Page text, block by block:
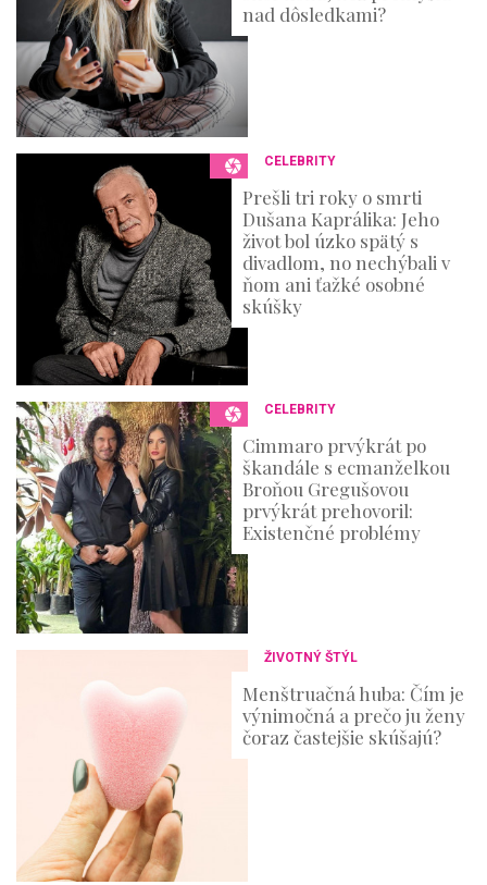
nad dôsledkami?
CELEBRITY
Prešli tri roky o smrti
Dušana Kaprálika: Jeho
život bol úzko spätý s
divadlom, no nechýbali v
ňom ani ťažké osobné
skúšky
CELEBRITY
Cimmaro prvýkrát po
škandále s ecmanželkou
Broňou Gregušovou
prvýkrát prehovoril:
Existenčné problémy
ŽIVOTNÝ ŠTÝL
Menštruačná huba: Čím je
výnimočná a prečo ju ženy
čoraz častejšie skúšajú?